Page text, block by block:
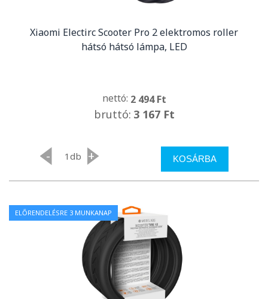
Xiaomi Electirc Scooter Pro 2 elektromos roller
hátsó hátsó lámpa, LED
nettó: 2 494 Ft
bruttó: 3 167 Ft
- db + KOSÁRBA
ELŐRENDELÉSRE 3 MUNKANAP